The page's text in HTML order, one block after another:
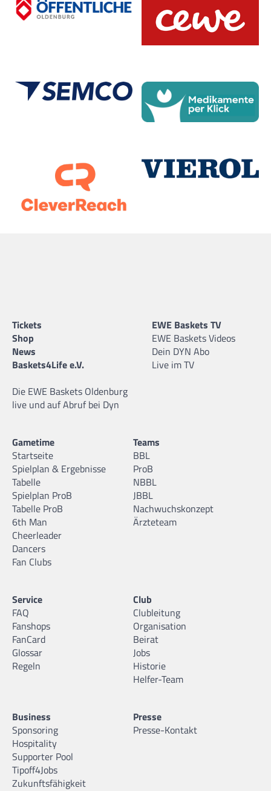
Tickets
Shop
News
Baskets4Life e.V.
Die EWE Baskets Oldenburg
live und auf Abruf bei Dyn
EWE Baskets TV
EWE Baskets Videos
Dein DYN Abo
Live im TV
Gametime
Startseite
Spielplan & Ergebnisse
Tabelle
Spielplan ProB
Tabelle ProB
6th Man
Cheerleader
Dancers
Fan Clubs
Teams
BBL
ProB
NBBL
JBBL
Nachwuchskonzept
Ärzteteam
Service
FAQ
Fanshops
FanCard
Glossar
Regeln
Club
Clubleitung
Organisation
Beirat
Jobs
Historie
Helfer-Team
Business
Sponsoring
Hospitality
Supporter Pool
Tipoff4Jobs
Zukunftsfähigkeit
Presse
Presse-Kontakt